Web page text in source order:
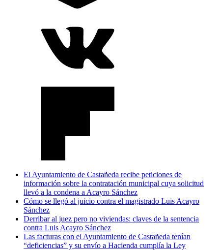
El Ayuntamiento de Castañeda recibe peticiones de
información sobre la contratación municipal cuya solicitud
llevó a la condena a Acayro Sánchez
Cómo se llegó al juicio contra el magistrado Luis Acayro
Sánchez
Derribar al juez pero no viviendas: claves de la sentencia
contra Luis Acayro Sánchez
Las facturas con el Ayuntamiento de Castañeda tenían
“deficiencias” y su envío a Hacienda cumplía la Ley